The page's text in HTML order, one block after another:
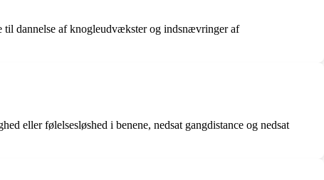
til dannelse af knogleudvækster og indsnævringer af
eller følelsesløshed i benene, nedsat gangdistance og nedsat